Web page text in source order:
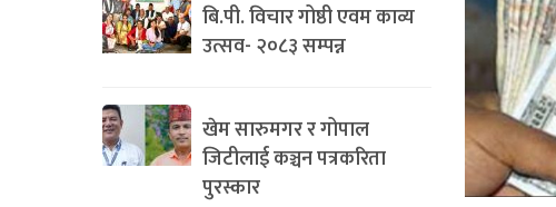
बि.पी. विचार गोष्ठी एवम काव्य
उत्सव- २०८३ सम्पन्न
खेम सारुमगर र गोपाल
जिटीलाई कञ्चन पत्रकरिता
पुरस्कार